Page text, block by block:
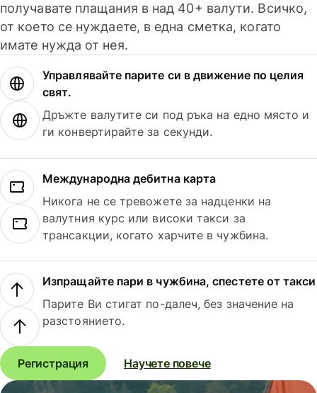
получавате плащания в над 40+ валути. Всичко,
от което се нуждаете, в една сметка, когато
имате нужда от нея.
Управлявайте парите си в движение по целия
свят.
Дръжте валутите си под ръка на едно място и
ги конвертирайте за секунди.
Международна дебитна карта
Никога не се тревожете за надценки на
валутния курс или високи такси за
трансакции, когато харчите в чужбина.
Изпращайте пари в чужбина, спестете от такси
Парите Ви стигат по-далеч, без значение на
разстоянието.
Регистрация Научете повече